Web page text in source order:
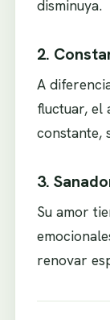
disminuya.
2.
A
fluctuar, el
constante,
3.
Su amor
renovar